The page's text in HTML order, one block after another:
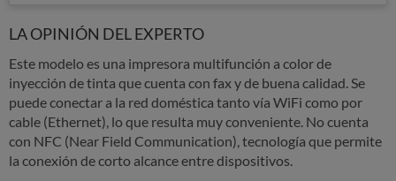
LA OPINIÓN DEL EXPERTO
Este modelo es una impresora multifunción a color de
inyección de tinta que cuenta con fax y de buena calidad. Se
puede conectar a la red doméstica tanto vía WiFi como por
cable (Ethernet), lo que resulta muy conveniente. No cuenta
con NFC (Near Field Communication), tecnología que permite
la conexión de corto alcance entre dispositivos.